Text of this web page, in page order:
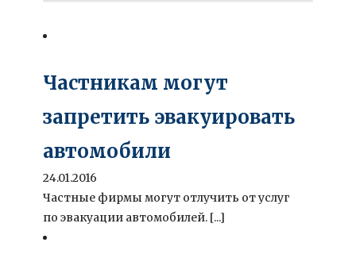
Частникам могут
запретить эвакуировать
автомобили
24.01.2016
Частные фирмы могут отлучить от услуг
по эвакуации автомобилей. [...]